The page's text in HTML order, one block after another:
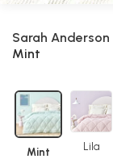
Sarah Anderson
Mint
Mint Lila